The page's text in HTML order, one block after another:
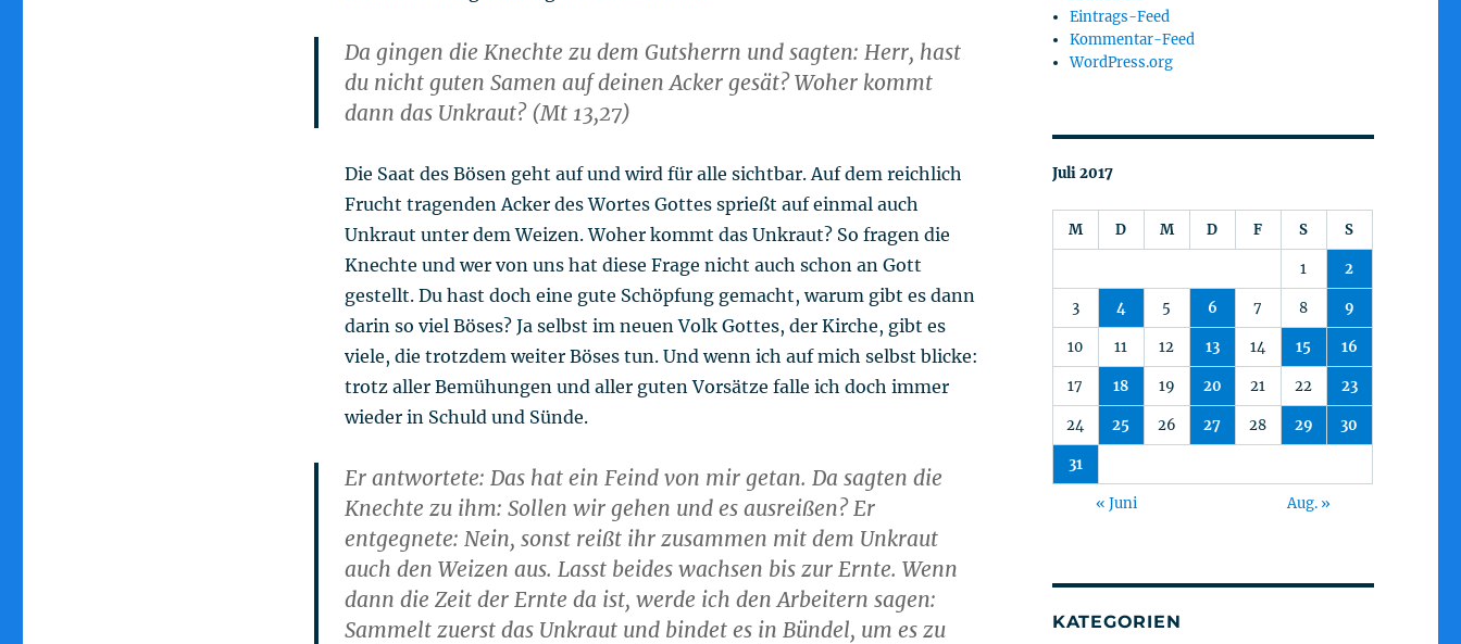
Da gingen die Knechte zu dem Gutsherrn und sagten: Herr, hast
du nicht guten Samen auf deinen Acker gesät? Woher kommt
dann das Unkraut? (Mt 13,27)
Die Saat des Bösen geht auf und wird für alle sichtbar. Auf dem reichlich
Frucht tragenden Acker des Wortes Gottes sprießt auf einmal auch
Unkraut unter dem Weizen. Woher kommt das Unkraut? So fragen die
Knechte und wer von uns hat diese Frage nicht auch schon an Gott
gestellt. Du hast doch eine gute Schöpfung gemacht, warum gibt es dann
darin so viel Böses? Ja selbst im neuen Volk Gottes, der Kirche, gibt es
viele, die trotzdem weiter Böses tun. Und wenn ich auf mich selbst blicke:
trotz aller Bemühungen und aller guten Vorsätze falle ich doch immer
wieder in Schuld und Sünde.
Er antwortete: Das hat ein Feind von mir getan. Da sagten die
Knechte zu ihm: Sollen wir gehen und es ausreißen? Er
entgegnete: Nein, sonst reißt ihr zusammen mit dem Unkraut
auch den Weizen aus. Lasst beides wachsen bis zur Ernte. Wenn
dann die Zeit der Ernte da ist, werde ich den Arbeitern sagen:
Sammelt zuerst das Unkraut und bindet es in Bündel, um es zu
Eintrags-Feed
Kommentar-Feed
WordPress.org
Juli 2017
M D M D F S S
1 2
3 4 5 6 7 8 9
10 11 12 13 14 15 16
17 18 19 20 21 22 23
24 25 26 27 28 29 30
31
« Juni Aug. »
KATEGORIEN